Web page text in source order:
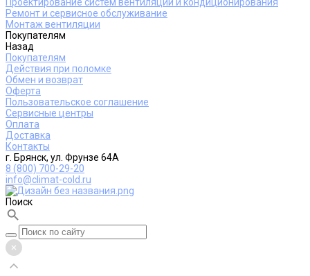
Ремонт и сервисное обслуживание
Монтаж вентиляции
Покупателям
Назад
Покупателям
Действия при поломке
Обмен и возврат
Оферта
Пользовательское соглашение
Сервисные центры
Оплата
Доставка
Контакты
г. Брянск, ул. Фрунзе 64А
8 (800) 700-29-20
info@climat-cold.ru
Поиск